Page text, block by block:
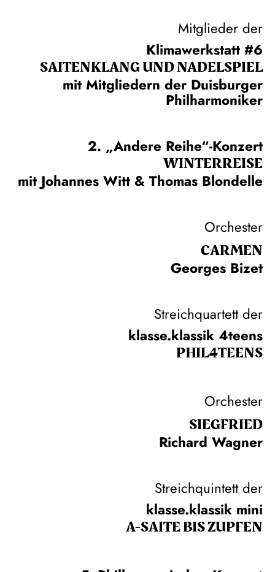
Mitglieder der
Klimawerkstatt #6
SAITEN­KLANG UND NADEL­SPIEL
mit Mitgliedern der Duisburger
Philharmoniker
2. „Andere Reihe“-Konzert
WINTER­REISE
mit Johannes Witt & Thomas Blondelle
Orchester
CARMEN
Georges Bizet
Streichquartett der
klasse.klassik 4teens
PHIL­4TEENS
Orchester
SIEG­FRIED
Richard Wagner
Streichquintett der
klasse.klassik mini
A-SAITE BIS ZUPFEN